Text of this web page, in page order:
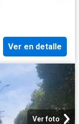
Ver en detalle
Ver foto